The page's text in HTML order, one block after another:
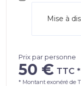
Prix par personne
50 €
* Montant exonéré de